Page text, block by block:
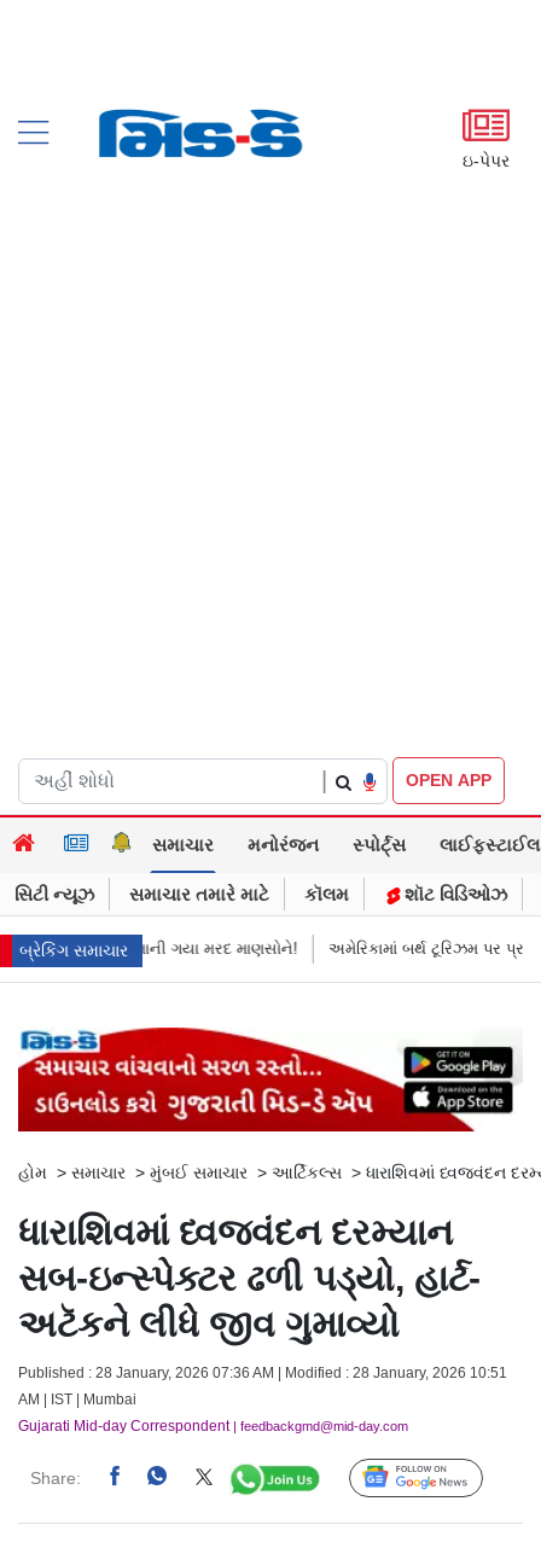
ઇ-પેપર
OPEN APP
સમાચાર મનોરંજન સ્પોર્ટ્સ લાઈફસ્ટાઈલ
સિટી ન્યૂઝ સમાચાર તમારે માટે કૉલમ શૉટ વિડિઓઝ
બ્રેકિંગ સમાચાર
માની ગયા મરદ માણસોને! અમેરિકામાં બર્થ ટૂરિઝમ પર પ્રતિબંધ મૂક્યો ડોનલ્ડ
હોમ > સમાચાર > મુંબઈ સમાચાર > આર્ટિકલ્સ > ધારાશિવમાં ધ્વજવંદન
ધારાશિવમાં ધ્વજવંદન દરમ્યાન
સબ-ઇન્સ્પેક્ટર ઢળી પડ્યો, હાર્ટ-
અટૅકને લીધે જીવ ગુમાવ્યો
Published : 28 January, 2026 07:36 AM | Modified : 28 January, 2026 10:51
AM | IST | Mumbai
Gujarati Mid-day Correspondent| feedbackgmd@mid-day.com
Share: Follow Us